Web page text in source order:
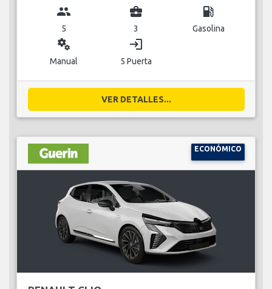
group
5
business_center
3
local_gas_station
Gasolina
miscellaneous_services
Manual
login
5 Puerta
VER DETALLES...
ECONÓMICO